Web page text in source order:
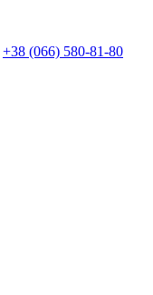
+38 (066) 580-81-80